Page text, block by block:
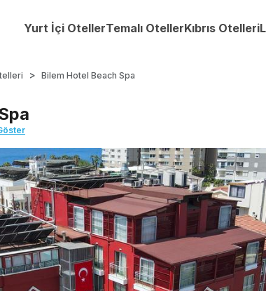
Yurt İçi OtellerTemalı OtellerKıbrıs Otelleri
Bilem Hotel Beach Spa